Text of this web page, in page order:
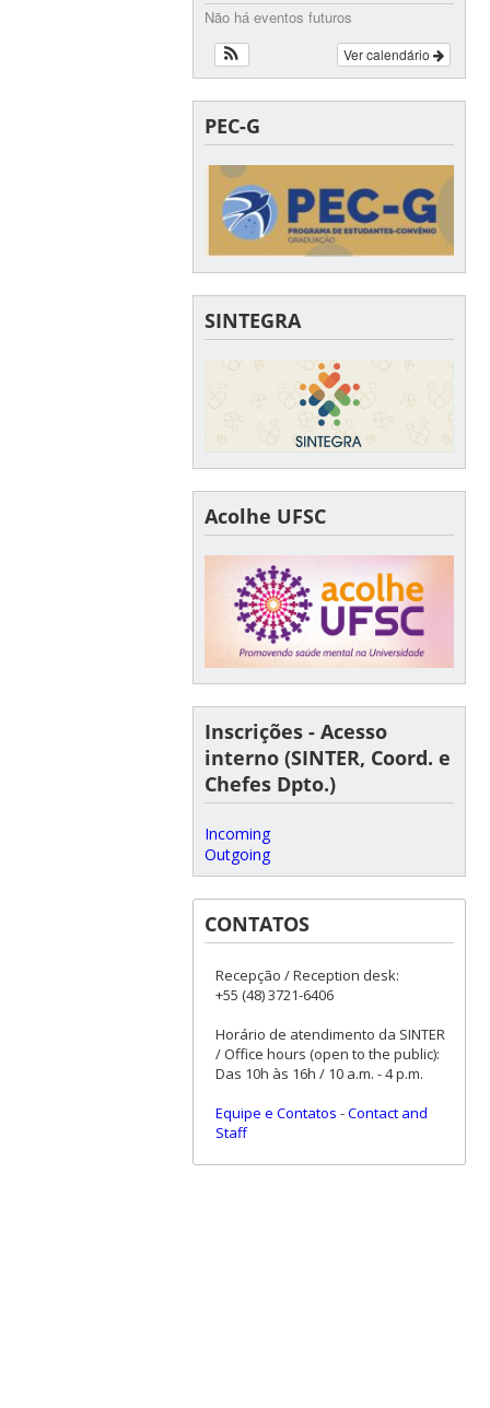
Não há eventos futuros
Ver calendário
PEC-G
SINTEGRA
Acolhe UFSC
Inscrições - Acesso
interno (SINTER, Coord. e
Chefes Dpto.)
Incoming
Outgoing
CONTATOS
Recepção / Reception desk:
+55 (48) 3721-6406
Horário de atendimento da SINTER
/ Office hours (open to the public):
Das 10h às 16h / 10 a.m. - 4 p.m.
Equipe e Contatos -Contact and
Staff